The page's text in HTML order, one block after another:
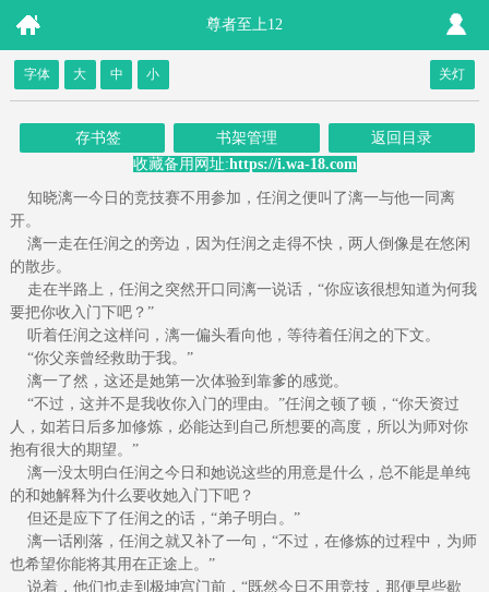
尊者至上12
字体 大 中 小 关灯
存书签 书架管理
返回目录
收藏备用网址:https://i.wa-18.com
知晓漓一今日的竞技赛不用参加，任润之便叫了漓一与他一同离
开。
漓一走在任润之的旁边，因为任润之走得不快，两人倒像是在悠闲
的散步。
走在半路上，任润之突然开口同漓一说话，“你应该很想知道为何我
要把你收入门下吧？”
听着任润之这样问，漓一偏头看向他，等待着任润之的下文。
“你父亲曾经救助于我。”
漓一了然，这还是她第一次体验到靠爹的感觉。
“不过，这并不是我收你入门的理由。”任润之顿了顿，“你天资过
人，如若日后多加修炼，必能达到自己所想要的高度，所以为师对你
抱有很大的期望。”
漓一没太明白任润之今日和她说这些的用意是什么，总不能是单纯
的和她解释为什么要收她入门下吧？
但还是应下了任润之的话，“弟子明白。”
漓一话刚落，任润之就又补了一句，“不过，在修炼的过程中，为师
也希望你能将其用在正途上。”
说着，他们也走到极坤宫门前，“既然今日不用竞技，那便早些歇